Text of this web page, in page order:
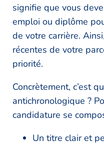
signifie que vous
emploi ou diplôme
de votre carrière.
récentes de votre
priorité.
Concrètement, c’est
antichronologique ?
candidature se
Un titre clair et